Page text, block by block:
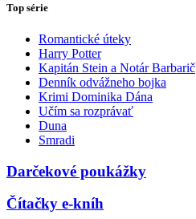
Top série
Romantické úteky
Harry Potter
Kapitán Stein a Notár Barbarič
Denník odvážneho bojka
Krimi Dominika Dána
Učím sa rozprávať
Duna
Smradi
Darčekové poukážky
Čítačky e-kníh